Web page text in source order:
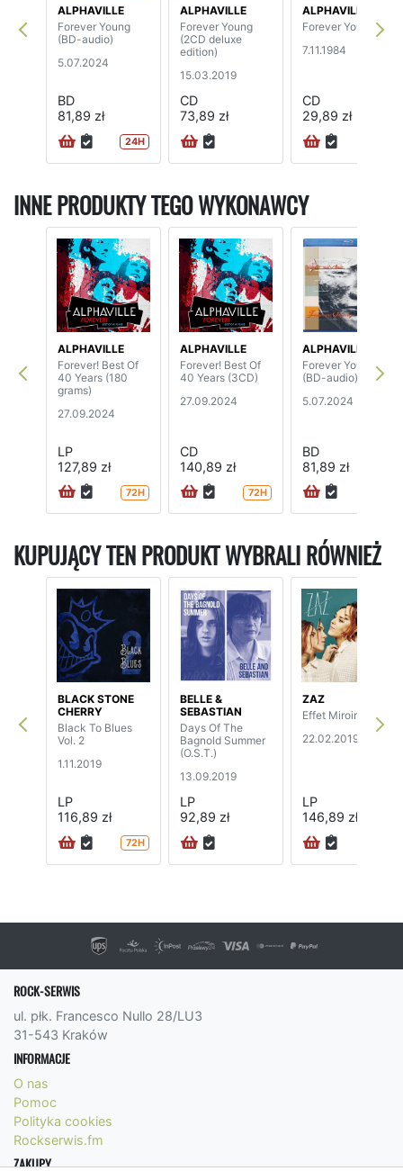
ALPHAVILLE
Forever Young
(BD-audio)
5.07.2024
BD
81,89 zł
24H
ALPHAVILLE
Forever Young
(2CD deluxe
edition)
15.03.2019
CD
73,89 zł
ALPHAVILLE
Forever Young
7.11.1984
CD
29,89 zł
INNE PRODUKTY TEGO WYKONAWCY
ALPHAVILLE
Forever! Best Of
40 Years (180
grams)
27.09.2024
LP
127,89 zł
72H
ALPHAVILLE
Forever! Best Of
40 Years (3CD)
27.09.2024
CD
140,89 zł
72H
ALPHAVILLE
Forever Young
(BD-audio)
5.07.2024
BD
81,89 zł
KUPUJĄCY TEN PRODUKT WYBRALI RÓWNIEŻ
BLACK STONE
CHERRY
Black To Blues
Vol. 2
1.11.2019
LP
116,89 zł
72H
BELLE &
SEBASTIAN
Days Of The
Bagnold Summer
(O.S.T.)
13.09.2019
LP
92,89 zł
ZAZ
Effet Miroir (2LP)
22.02.2019
LP
146,89 zł
ROCK-SERWIS
ul. płk. Francesco Nullo 28/LU3
31-543 Kraków
INFORMACJE
O nas
Pomoc
Polityka cookies
Rockserwis.fm
ZAKUPY